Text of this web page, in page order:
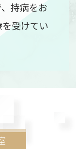
持病をお
受けてい